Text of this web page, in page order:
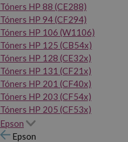
Tóners HP 88 (CE288)
Tóners HP 94 (CF294)
Tóners HP 106 (W1106)
Tóners HP 125 (CB54x)
Tóners HP 128 (CE32x)
Tóners HP 131 (CF21x)
Tóners HP 201 (CF40x)
Tóners HP 203 (CF54x)
Tóners HP 205 (CF53x)
Epson
Epson